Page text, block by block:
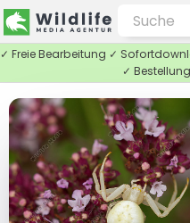
✓ Freie Bearbeitung ✓
✓